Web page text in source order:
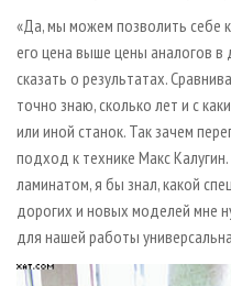
«Да, мы можем позволить себе
его цена выше цены аналогов в
сказать о результатах.
точно знаю, сколько лет и с
или иной станок. Так зачем
подход к технике Макс
ламинатом, я бы знал, какой
дорогих и новых моделей мне
для нашей работы